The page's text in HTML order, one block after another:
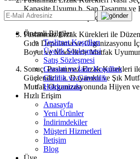
Kapasite Uyumu b. Sap Tasarımı ve
Temizlik ve Bakım İpuçları
Paslanmaz Erzak Kürekleri ile
Gıda Depolama ve Organizasyonu
Boyut ve Modellerle Mutfak
Sonuç: Paslanmaz Erzak Kürekleri
Güçlendirin a. Dayanıklı ve Şık
Mutfak Organizasyonunda Hijyen
Önemli Bilgiler
Teslimat Koşulları
Üyelik Sözleşmesi
Satış Sözleşmesi
Garanti ve İade Koşulları
Gizlilik ve Güvenlik
Hakkımızda
Hızlı Erişim
Anasayfa
Yeni Ürünler
İndirimdekiler
Müşteri Hizmetleri
İletişim
Blog